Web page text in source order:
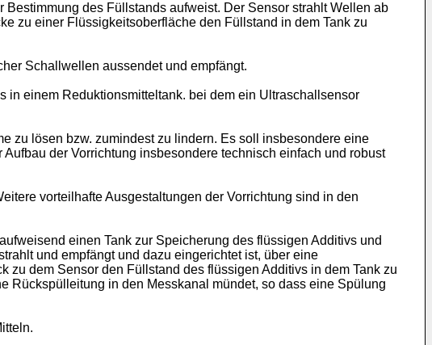
des Füllstands aufweist. Der Sensor strahlt Wellen ab
zu einer Flüssigkeitsoberfläche den Füllstand in dem Tank zu
Schallwellen aussendet und empfängt.
in einem Reduktionsmitteltank. bei dem ein Ultraschallsensor
zu lösen bzw. zumindest zu lindern. Es soll insbesondere eine
der Vorrichtung insbesondere technisch einfach und robust
vorteilhafte Ausgestaltungen der Vorrichtung sind in den
einen Tank zur Speicherung des flüssigen Additivs und
und empfängt und dazu eingerichtet ist, über eine
zu dem Sensor den Füllstand des flüssigen Additivs in dem Tank zu
Rückspülleitung in den Messkanal mündet, so dass eine Spülung